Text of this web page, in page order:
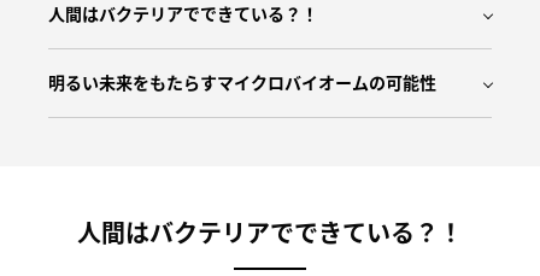
人間はバクテリアでできている？！
明るい未来をもたらすマイクロバイオームの可能性
人間はバクテリアでできている？！